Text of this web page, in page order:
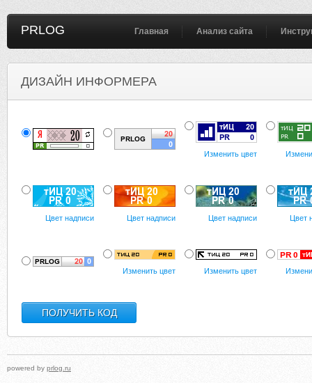
PRLOG Главная Анализ сайта
ДИЗАЙН ИНФОРМЕРА
Изменить цвет
Цвет надписи Цвет надписи Цвет надписи Цвет
Изменить цвет Изменить цвет
powered by prlog.ru